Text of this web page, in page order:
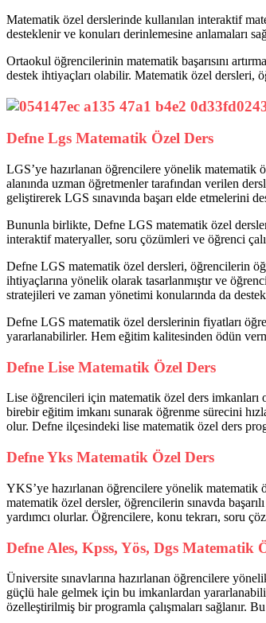
Matematik özel derslerinde kullanılan interaktif
desteklenir ve konuları derinlemesine anlamaları
Ortaokul öğrencilerinin matematik başarısını
destek ihtiyaçları olabilir. Matematik özel dersleri,
Defne Lgs Matematik Özel Ders
LGS’ye hazırlanan öğrencilere yönelik matematik
alanında uzman öğretmenler tarafından verilen
geliştirerek LGS sınavında başarı elde etmelerini
Bununla birlikte, Defne LGS matematik özel
interaktif materyaller, soru çözümleri ve öğrenci
Defne LGS matematik özel dersleri, öğrencilerin
ihtiyaçlarına yönelik olarak tasarlanmıştır ve
stratejileri ve zaman yönetimi konularında da destek
Defne LGS matematik özel derslerinin fiyatları
yararlanabilirler. Hem eğitim kalitesinden ödün
Defne Lise Matematik Özel Ders
Lise öğrencileri için matematik özel ders imkanları
birebir eğitim imkanı sunarak öğrenme sürecini
olur. Defne ilçesindeki lise matematik özel ders
Defne Yks Matematik Özel Ders
YKS’ye hazırlanan öğrencilere yönelik matematik
matematik özel dersler, öğrencilerin sınavda
yardımcı olurlar. Öğrencilere, konu tekrarı, soru
Defne Ales, Kpss, Yös, Dgs Matematik
Üniversite sınavlarına hazırlanan öğrencilere
güçlü hale gelmek için bu imkanlardan
özelleştirilmiş bir programla çalışmaları sağlanır.